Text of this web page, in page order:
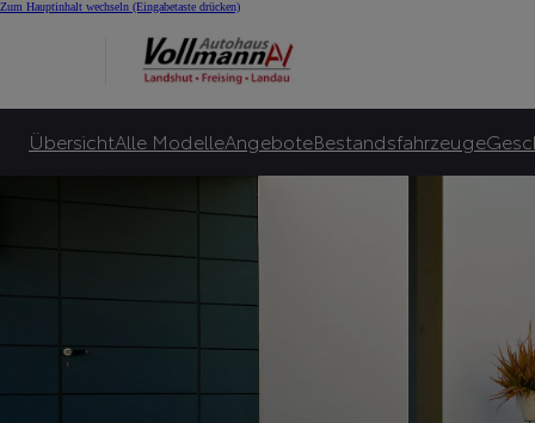
Zum Hauptinhalt wechseln (Eingabetaste drücken)
ÜbersichtAlle ModelleAngeboteBestandsfahrzeuge
Toyota garantiert bis zu 10.000€ E-Bonus***** und zusätzlich bis zu 6.000€